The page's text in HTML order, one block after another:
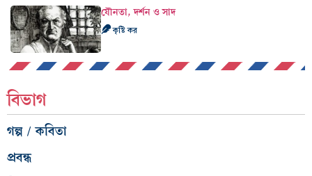
যৌনতা, দর্শন ও সাদ
কৃষ্টি কর
বিভাগ
গল্প / কবিতা
প্রবন্ধ